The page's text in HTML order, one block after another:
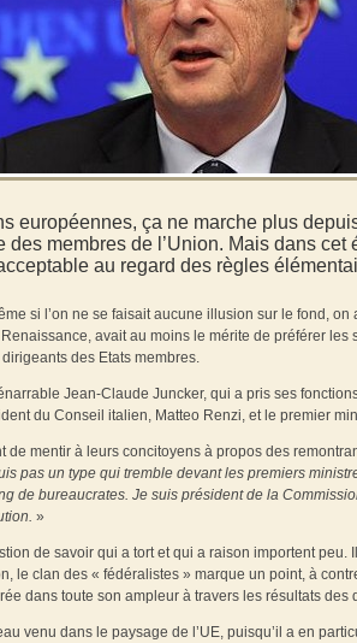
européennes, ça ne marche plus
membres de l’Union. Mais dans
au regard des règles
si l’on ne se faisait aucune illusion sur le fond, on
avait au moins le mérite de préférer les
des Etats membres.
Jean-Claude Juncker, qui a pris ses
du Conseil italien, Matteo Renzi, et le premier
de mentir à leurs concitoyens à propos des
pas un type qui tremble devant les premiers
de bureaucrates. Je suis président de la
»
de savoir qui a tort et qui a raison importent
le clan des « fédéralistes » marque un point, à
dans toute son ampleur à travers les résultats des
venu dans le paysage de l’UE, puisqu’il a en